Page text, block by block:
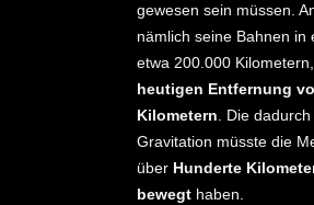
gewesen sein müssen.
nämlich seine Bahnen in
etwa 200.000
heutigen Entfernung
Kilometern. Die
Gravitation müsste die
über Hunderte
bewegthaben.